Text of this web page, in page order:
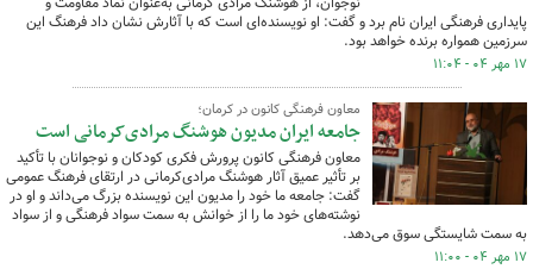
پایداری فرهنگی ایران نام برد و گفت: او نویسنده‌ای است که با آثارش نشان داد فرهنگ این
سرزمین همواره برنده خواهد بود.
۱۷ مهر ۰۴ - ۱۱:۰۴
معاون فرهنگی کانون در کرمان؛
جامعه ایران مدیون هوشنگ مرادی‌کرمانی است
معاون فرهنگی کانون پرورش فکری کودکان و نوجوانان با تأکید
بر تأثیر عمیق آثار هوشنگ مرادی‌کرمانی در ارتقای فرهنگ عمومی
گفت: جامعه ما خود را مدیون این نویسنده بزرگ می‌داند و او در
نوشته‌های خود ما را از خوانش به سمت سواد فرهنگی و از سواد
به سمت شایستگی سوق می‌دهد.
۱۷ مهر ۰۴ - ۱۱:۰۰